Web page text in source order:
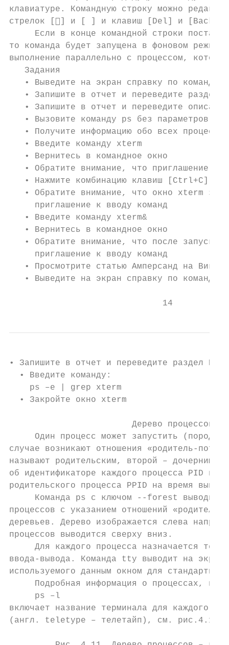
клавиатуре. Командную строку можно
стрелок [] и [ ] и клавиш [Del] и
Если в конце командной строки
то команда будет запущена в фоновом
выполнение параллельно с процессом,
   Задания
• Выведите на экран справку по команде
• Запишите в отчет и переведите раздел
• Запишите в отчет и переведите
   • Вызовите команду ps без параметров
   • Получите информацию обо всех процессах
   • Введите команду xterm
   • Вернитесь в командное окно
• Обратите внимание, что приглашение не
   • Нажмите комбинацию клавиш [Ctrl+C]
• Обратите внимание, что окно xterm
     приглашение к вводу команд
   • Введите команду xterm&
   • Вернитесь в командное окно
• Обратите внимание, что после запуска
     приглашение к вводу команд
• Просмотрите статью Амперсанд на
• Выведите на экран справку по команде
                              14
• Запишите в отчет и переведите раздел
  • Введите команду:
    ps –e | grep xterm
  • Закройте окно xterm
                        Дерево процессов
Один процесс может запустить
случае возникают отношения «родитель-
называют родительским, второй – дочерним.
об идентификаторе каждого процесса PID и
родительского процесса PPID на время
Команда ps с ключом --forest выводит
процессов с указанием отношений «родитель-
деревьев. Дерево изображается слева
процессов выводится сверху вниз.
Для каждого процесса назначается
ввода-вывода. Команда tty выводит на экран
используемого данным окном для
Подробная информация о процессах,
     ps –l
включает название терминала для каждого
(англ. teletype – телетайп), см. рис.4.11.